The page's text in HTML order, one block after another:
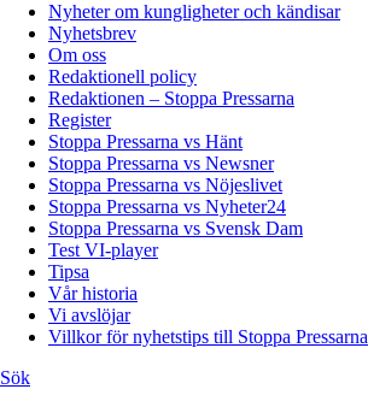
Nyheter om kungligheter och kändisar
Nyhetsbrev
Om oss
Redaktionell policy
Redaktionen – Stoppa Pressarna
Register
Stoppa Pressarna vs Hänt
Stoppa Pressarna vs Newsner
Stoppa Pressarna vs Nöjeslivet
Stoppa Pressarna vs Nyheter24
Stoppa Pressarna vs Svensk Dam
Test VI-player
Tipsa
Vår historia
Vi avslöjar
Villkor för nyhetstips till Stoppa Pressarna
Sök